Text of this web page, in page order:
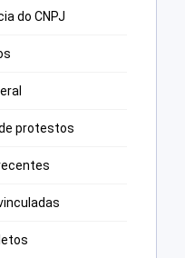
do CNPJ
protestos